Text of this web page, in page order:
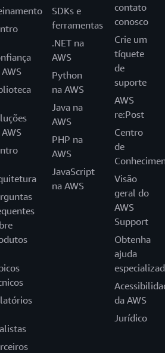
SDKs e
ferramentas
.NET na
AWS
Python
na AWS
Java na
AWS
PHP na
AWS
JavaScript
na AWS
contato
conosco
Crie um
tíquete
de
suporte
AWS
re:Post
Centro
de
Visão
geral do
AWS
Support
Obtenha
ajuda
da AWS
Jurídico